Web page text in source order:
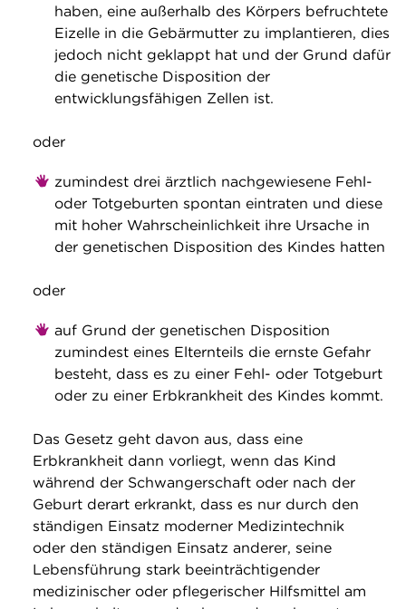
haben, eine außerhalb des Körpers befruchtete
Eizelle in die Gebärmutter zu implantieren, dies
jedoch nicht geklappt hat und der Grund dafür
die genetische Disposition der
entwicklungsfähigen Zellen ist.
oder
zumindest drei ärztlich nachgewiesene Fehl-
oder Totgeburten spontan eintraten und diese
mit hoher Wahrscheinlichkeit ihre Ursache in
der genetischen Disposition des Kindes hatten
oder
auf Grund der genetischen Disposition
zumindest eines Elternteils die ernste Gefahr
besteht, dass es zu einer Fehl- oder Totgeburt
oder zu einer Erbkrankheit des Kindes kommt.
Das Gesetz geht davon aus, dass eine
Erbkrankheit dann vorliegt, wenn das Kind
während der Schwangerschaft oder nach der
Geburt derart erkrankt, dass es nur durch den
ständigen Einsatz moderner Medizintechnik
oder den ständigen Einsatz anderer, seine
Lebensführung stark beeinträchtigender
medizinischer oder pflegerischer Hilfsmittel am